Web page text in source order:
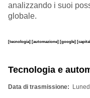
analizzando i suoi
globale.
[tecnologia] [automazione] [google]
Tecnologia e
Data di trasmissione